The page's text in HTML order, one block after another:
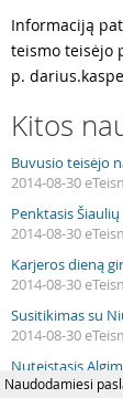
Naudodamiesi
Informaciją
teismo teisėjo
p.
Kitos
Buvusio teisėjo
2014-08-30
Penktasis
2014-08-30
Karjeros dieną
2014-08-30
Susitikimas su
2014-08-30
Nuteistasis
2014-08-30